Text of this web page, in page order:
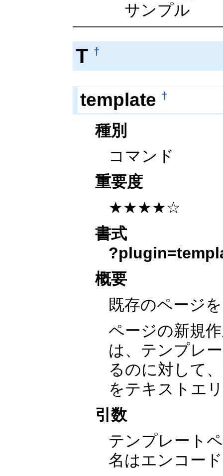
サンプル
T †
template †
種別
コマンド
重要度
★★★★☆
書式
概要
既存のページ
ページの新規
は、テンプレ
るのに対して
をテキストエ
引数
テンプレート
名はエンコー